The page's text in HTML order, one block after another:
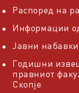
Распоред на
Информации
Јавни набавки
Годишни
правниот
Скопје